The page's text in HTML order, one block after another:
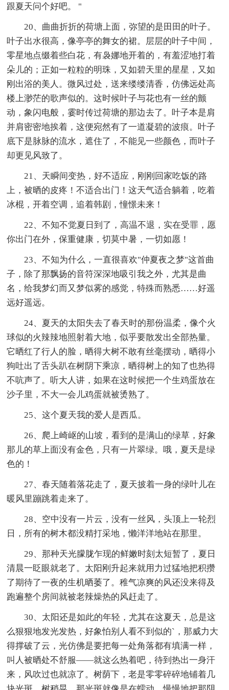
跟夏天问个好吧。 "
20、曲曲折折的荷塘上面，弥望的是田田的叶子。
叶子出水很高，像亭亭的舞女的裙。层层的叶子中间，
零星地点缀着些白花，有袅娜地开着的，有羞涩地打着
朵儿的；正如一粒粒的明珠，又如碧天里的星星，又如
刚出浴的美人。微风过处，送来缕缕清香，仿佛远处高
楼上渺茫的歌声似的。这时候叶子与花也有一丝的颤
动，象闪电般，霎时传过荷塘的那边去了。叶子本是肩
并肩密密地挨着，这便宛然有了一道凝碧的波痕。叶子
底下是脉脉的流水，遮住了，不能见一些颜色，而叶子
却更见风致了。
21、天瞬间变热，好不适应，刚刚回家吃饭的路
上，被晒的皮疼！不适合出门！这天气适合躺着，吃着
冰棍，开着空调，追着韩剧，憧憬未来！
22、不知不觉夏日到了，高温不退，实在受罪，愿
你出门在外，保重健康，切莫中暑，一切如愿！
23、不知为什么，一直很喜欢"仲夏夜之梦"这首曲
子，除了那飘扬的音符深深地吸引我之外，尤其是曲
名，给我梦幻而又梦似雾的感觉，特殊而熟悉……好遥
远好遥远。
24、夏天的太阳失去了春天时的那份温柔，像个火
球似的火辣辣地照射着大地，似乎要散发出全部热量。
它晒红了行人的脸，晒得大树不敢有丝毫摆动，晒得小
狗吐出了舌头趴在树阴下乘凉，晒得树上的知了也热得
不吭声了。听大人讲，如果在这时候把一个生鸡蛋放在
沙子里，不大一会儿鸡蛋就被烫熟了。
25、这个夏天我的爱人是西瓜。
26、爬上崎岖的山坡，看到的是满山的绿草，好象
那儿的草上面没有金色，只有一片翠绿。哦，夏天是绿
色的！
27、春天随着落花走了，夏天披着一身的绿叶儿在
暖风里蹦跳着走来了。
28、空中没有一片云，没有一丝风，头顶上一轮烈
日，所有的树木都没精打采地，懒洋洋地站在那里。
29、那种天光朦胧乍现的鲜嫩时刻太短暂了，夏日
清晨一眨眼就老了。太阳刚升起来就用力过猛地把积攒
了期待了一夜的生机晒萎了。稚气凉爽的风还没来得及
跑遍整个房间就被老辣燥热的风赶走了。
30、太阳还是如此的年轻，尤其在这夏天，总是这
么狠狠地发光发热，好象怕别人看不到似的`，那威力大
得撑破了云，光仿佛是要把每一处角落都有填满一样，
叫人被晒处不舒服——就这么热着吧，待到热出一身汗
来，风吹过也就凉了。树荫下，老是零零碎碎地铺着几